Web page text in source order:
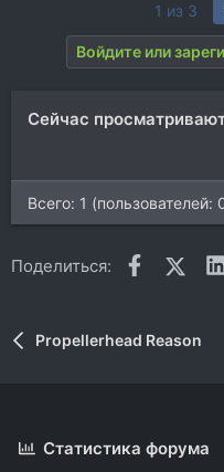
1 из 3
Войдите или
Сейчас
Всего: 1 (пользователей:
Поделиться: Facebook
X
Propellerhead Reason
Статистика форума